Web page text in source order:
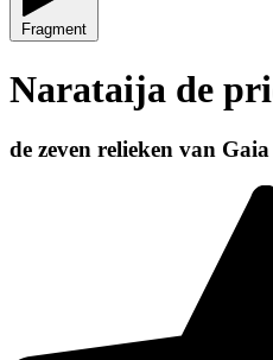
Fragment
Narataija de
de zeven relieken van Gaia